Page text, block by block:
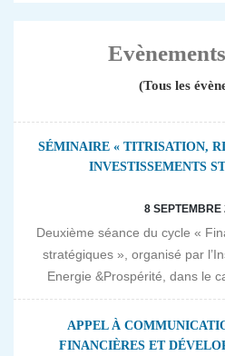
(Tous les
SÉMINAIRE « TITRISATION,
INVESTISSEMENTS
8 SEPTEMBRE
Deuxième séance du cycle «
stratégiques », organisé par
Energie &Prospérité, dans le
APPEL À
FINANCIÈRES ET